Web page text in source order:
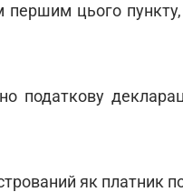
першим цього пункту,
податкову
як платник